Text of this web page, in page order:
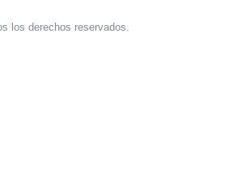
los derechos reservados.